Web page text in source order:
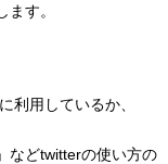
す。
利用しているか、
などtwitterの使い方の